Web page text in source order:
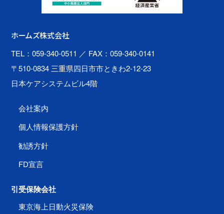
ホームズ株式会社
TEL：059-340-0511 ／ FAX：059-340-0141
〒510-0834 三重県四日市市ときわ2-12-23
日本ケアシステムビル4階
会社案内
個人情報保護方針
勧誘方針
FD宣言
引受保険会社
東京海上日動火災保険